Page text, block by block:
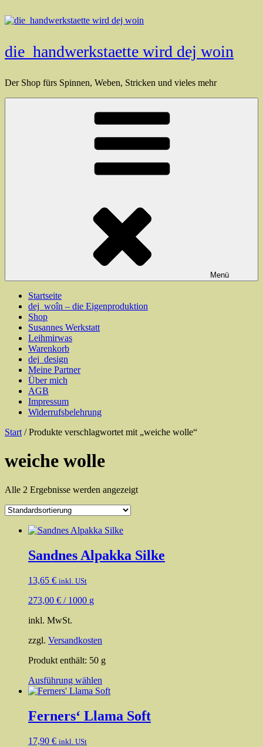
Inhalt
die_handwerkstaette wird dej woin
Der Shop fürs Spinnen, Weben, Stricken und vieles mehr
Menü
Startseite
dej_woîn – die Eigenproduktion
Shop
Susannes Werkstatt
Leihmirwas
Warenkorb
dej_design
Meine Partner
Über mich
AGB
Impressum
Widerrufsbelehrung
Start / Produkte verschlagwortet mit „weiche wolle“
weiche wolle
Alle 2 Ergebnisse werden angezeigt
Sandnes Alpakka Silke
13,65 € inkl. USt
273,00 € / 1000 g
inkl. MwSt.
zzgl. Versandkosten
Produkt enthält: 50 g
Ausführung wählen
Produkt
mehrere
Varianten
Ferners‘ Llama Soft
17,90 € inkl. USt